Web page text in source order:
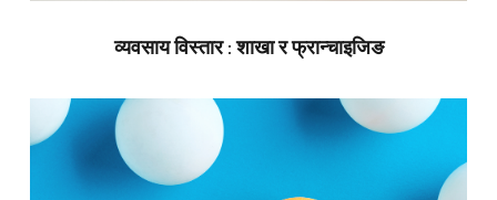
व्यवसाय विस्तार : शाखा र फ्रान्चाइजिङ